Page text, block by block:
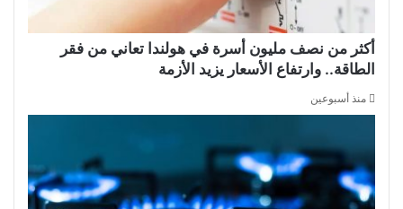
أكثر من نصف مليون أسرة في هولندا تعاني من فقر
الطاقة.. وارتفاع الأسعار يزيد الأزمة
منذ أسبوعين